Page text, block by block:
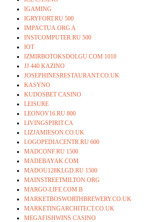
IGAMING
IGRYFORT.RU 500
IMPACTUA.ORG A
INSTCOMPUTER.RU 500
IOT
IZMIRBOTOKSDOLGU.COM 1010
JJ 440 KAZINO
JOSEPHINESRESTAURANT.CO.UK
KASYNO
KUDOSBET CASINO
LEISURE
LEONOV16.RU 800
LIVINGSPIRIT.CA
LIZJAMIESON.CO.UK
LOGOPEDIACENTR.RU 600
MADCONF.RU 1500
MADEBAYAK.COM
MADOU128KLGD.RU 1500
MAINSTREETMILTON.ORG
MARGO-LIFE.COM B
MARKETBOSWORTHBREWERY.CO.UK
MARKETINGARCHITECT.CO.UK
MEGAFISHWINS CASINO